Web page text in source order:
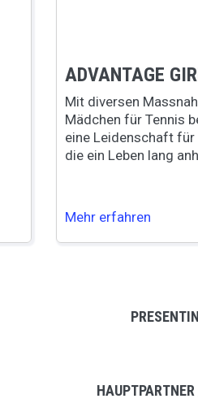
ADVANTAGE
Mit diversen
Mädchen für Tennis
eine Leidenschaft
die ein Leben lang
​​​​​​​Mehr erfahren